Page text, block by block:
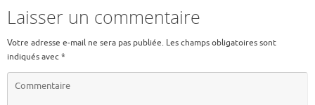
Laisser un commentaire
Votre adresse e-mail ne sera pas publiée. Les champs obligatoires sont
indiqués avec*